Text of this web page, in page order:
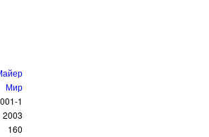
Мир
1
2003
160